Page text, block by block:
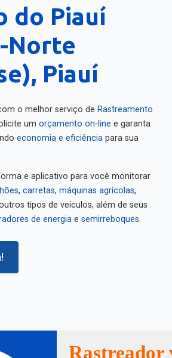
do Piauí
Norte
Piauí
o melhor serviço de Rastreamento
um orçamento on-line e garanta
economia e eficiência para sua
e aplicativo para você monitorar
, carretas, máquinas agrícolas,
tipos de veículos, além de seus
de energia e semirreboques.
Rastreador